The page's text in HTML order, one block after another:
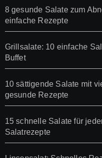
8 gesunde Salate zum
einfache Rezepte
Grillsalate: 10 einfache
Buffet
10 sättigende Salate mit
gesunde Rezepte
15 schnelle Salate für
Salatrezepte